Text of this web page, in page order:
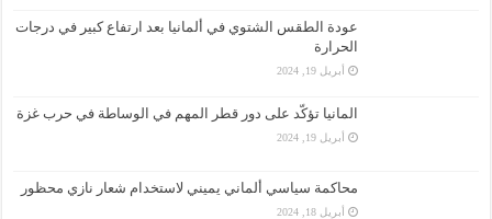
عودة الطقس الشتوي في ألمانيا بعد ارتفاع كبير في درجات
الحرارة
أبريل 19, 2024
المانيا تؤكّد على دور قطر المهم في الوساطة في حرب غزة
أبريل 19, 2024
محاكمة سياسي ألماني يميني لاستخدام شعار نازي محظور
أبريل 18, 2024